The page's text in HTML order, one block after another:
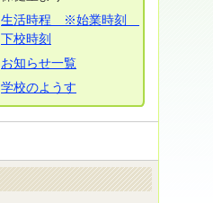
生活時程 ※始業時刻
下校時刻
お知らせ一覧
学校のようす